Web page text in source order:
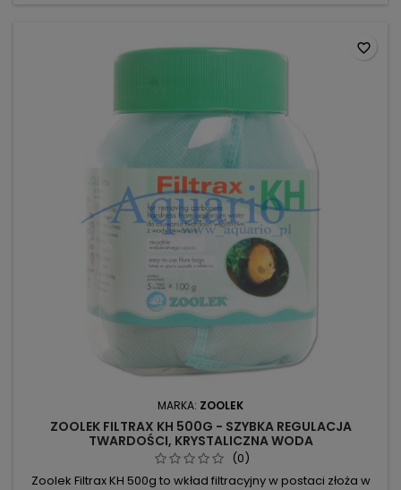
MARKA: ZOOLEK
ZOOLEK FILTRAX KH 500G - SZYBKA REGULACJA
TWARDOŚCI, KRYSTALICZNA WODA
(0)
Zoolek Filtrax KH 500g to wkład filtracyjny w postaci złoża w
favorite_border